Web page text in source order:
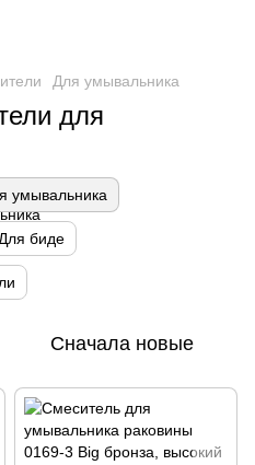
Для умывальника
для
умывальника
Для биде
Сначала новые